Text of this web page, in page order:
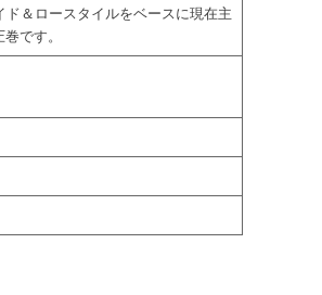
＆ロースタイルをベースに現在主
です。